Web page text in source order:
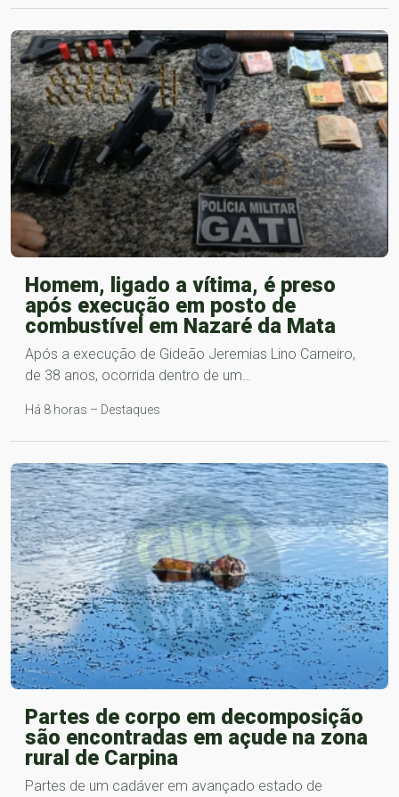
Homem, ligado a vítima, é preso
após execução em posto de
combustível em Nazaré da Mata
Após a execução de Gideão Jeremias Lino Carneiro,
de 38 anos, ocorrida dentro de um…
Há 8 horas – Destaques
Partes de corpo em decomposição
são encontradas em açude na zona
rural de Carpina
Partes de um cadáver em avançado estado de